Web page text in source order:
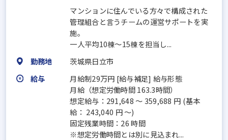
マンションに住んでいる方々で構成された
管理組合と言うチームの運営サポートを実
施。
一人平均10棟～15棟を担当し...
勤務地
茨城県日立市
給与
月給制29万円 [給与補足] 給与形態
月給（想定労働時間 163.3時間）
想定給与：291,648 ～ 359,688 円 (基本
給： 243,040 円 ～)
固定残業時間：26 時間
※想定労働時間とは別に見込まれ...